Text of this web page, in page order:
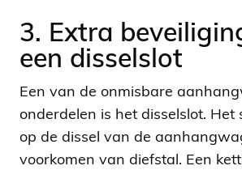
3. Extra
een disselslot
Een van de onmisbare
onderdelen is het disselslot. Het
op de dissel van de
voorkomen van diefstal. Een